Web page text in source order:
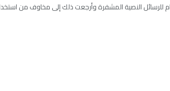
للرسائل النصية المشفرة وأرجعت ذلك إلى مخاوف من